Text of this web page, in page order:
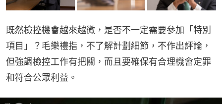
既然檢控機會越來越微，是否不一定需要參加「特別
項目」？毛樂禮指，不了解計劃細節，不作出評論，
但強調檢控工作有把關，而且要確保有合理機會定罪
和符合公眾利益。